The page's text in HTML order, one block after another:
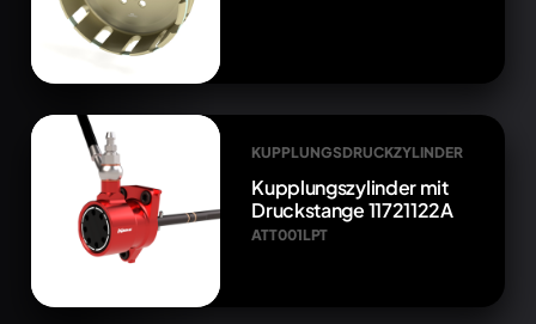
KUPPLUNGSDRUCKZYLINDER
Kupplungszylinder mit
Druckstange 11721122A
ATT001LPT